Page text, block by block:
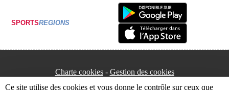
SPORTSREGIONS
Charte cookies Gestion des cookies
Ce site utilise des cookies et vous donne le contrôle sur ceux que